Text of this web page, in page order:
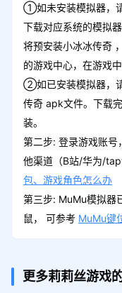
①如未安装模拟器，
下载对应系统的模拟
将预安装小冰冰传奇
的游戏中心，在游戏
②如已安装模拟器，
传奇 apk文件。下载
装。
第二步: 登录游戏账号
他渠道（B站/华为/
包、游戏角色怎么办
第三步: MuMu模拟器
鼠， 可参考 MuMu键
更多莉莉丝游戏